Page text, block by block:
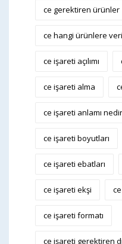
ce gerektiren ürünler
ce hangi ürünlere
ce işareti açılımı
ce işareti alma
ce işareti anlamı nedir
ce işareti boyutları
ce işareti ebatları
ce işareti ekşi
ce işareti formatı
ce işareti gerektiren